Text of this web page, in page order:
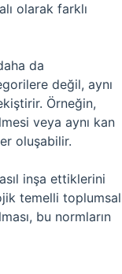
olarak farklı
da
değil, aynı
Örneğin,
veya aynı kan
oluşabilir.
inşa ettiklerini
temelli toplumsal
bu normların